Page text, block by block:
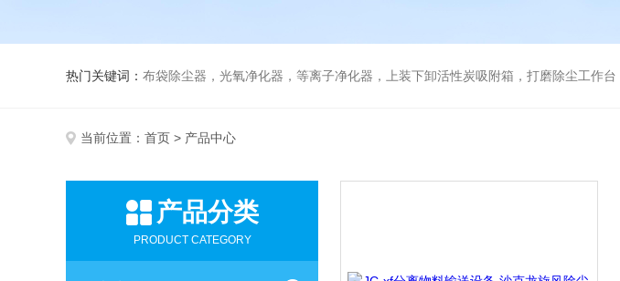
热门关键词： 布袋除尘器，光氧净化器，等离子净化器，上装下卸活性炭吸附箱，打磨除尘工作台，焊烟净化器，滤筒除尘器，
当前位置： 首页 > 产品中心
产品分类
PRODUCT CATEGORY